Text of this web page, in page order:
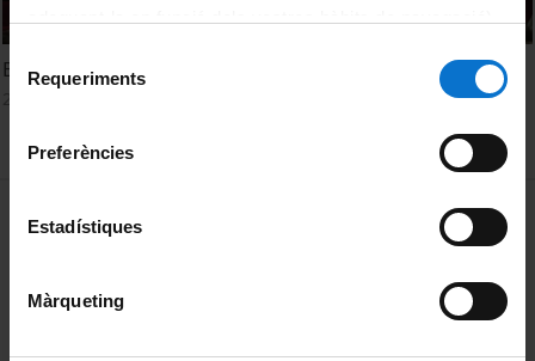
consultar laPolítica de galetes del lloc web de la
de Requeriments
Preferències
Estadístiques
Màrqueting
Barcelona Pensa 2019. 13a. Mostra de Fotofilosofia
MENÚ PEU 1
Privadesa i termes